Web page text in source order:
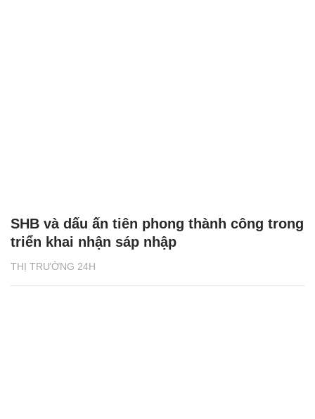
THỊ TRƯỜNG 24H
SHB và dấu ấn tiên phong thành công trong
triển khai nhận sáp nhập